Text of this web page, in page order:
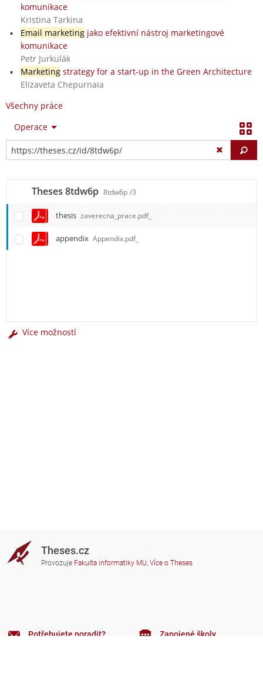
komunikace
Kristina Tarkina
Email marketingjako efektivní nástroj marketingové
komunikace
Petr Jurkulák
Marketingstrategy for a start-up in the Green Architecture
Elizaveta Chepurnaia
Všechny práce
Operace
Theses 8tdw6p 8tdw6p /3
thesis zaverecna_prace.pdf_
appendix Appendix.pdf_
Více možností
Theses.cz
Provozuje Fakulta informatiky MU, Více o Theses
Potřebujete poradit? Zapojené školy